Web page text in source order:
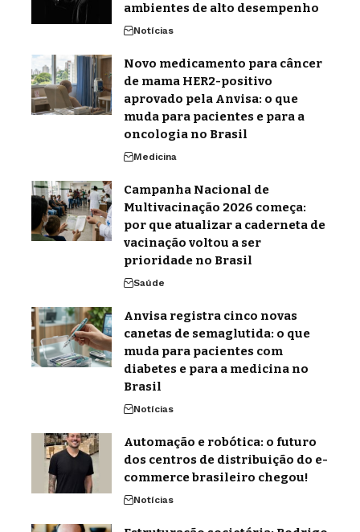
ambientes de alto desempenho
Notícias
Novo medicamento para câncer
de mama HER2-positivo
aprovado pela Anvisa: o que
muda para pacientes e para a
oncologia no Brasil
Medicina
Campanha Nacional de
Multivacinação 2026 começa:
por que atualizar a caderneta de
vacinação voltou a ser
prioridade no Brasil
Saúde
Anvisa registra cinco novas
canetas de semaglutida: o que
muda para pacientes com
diabetes e para a medicina no
Brasil
Notícias
Automação e robótica: o futuro
dos centros de distribuição do e-
commerce brasileiro chegou!
Notícias